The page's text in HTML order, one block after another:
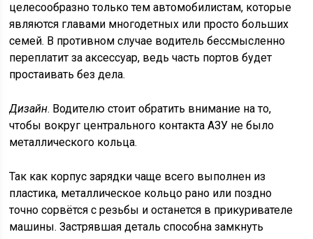
целесообразно только тем автомобилистам, которые
являются главами многодетных или просто больших
семей. В противном случае водитель бессмысленно
переплатит за аксессуар, ведь часть портов будет
простаивать без дела.
Дизайн. Водителю стоит обратить внимание на то,
чтобы вокруг центрального контакта АЗУ не было
металлического кольца.
Так как корпус зарядки чаще всего выполнен из
пластика, металлическое кольцо рано или поздно
точно сорвётся с резьбы и останется в прикуривателе
машины. Застрявшая деталь способна замкнуть